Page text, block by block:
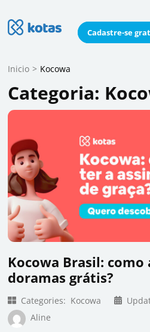
Cadastre-se
to
(Press
Blog do Kotas
Dicas e conteúdo relevante para
Inicio > Kocowa
Categoria:
Kocowa Brasil: como
doramas grátis?
Categories: Kocowa
Aline